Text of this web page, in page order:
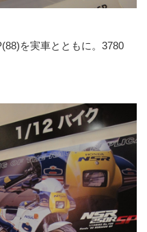
を実車とともに。3780